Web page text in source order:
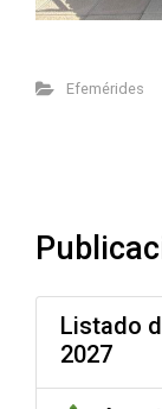
Efemérides
Listado
2027